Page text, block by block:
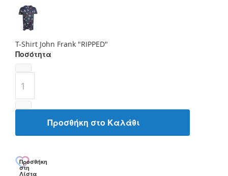
T-Shirt John Frank "RIPPED"
Ποσότητα
Προσθήκη στο Καλάθι
Προσθήκη
στη
Λίστα